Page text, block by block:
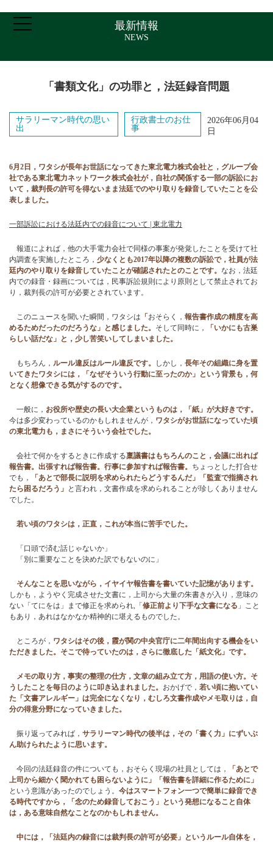
ご挨拶・プロフィール
報酬について
アクセス
お問い合わせ
最新情報
NEWS
「書類文化」の功罪と，法廷録音問題
サラリーマン時代の思い
出
行政書士のお仕
事
2026年06月04
日
6月2日，ワタシが長年お世話になってきた東北電力株式会社と，グループ会
社である東北電力ネットワーク株式会社が，自社の関係する一部の訴訟にお
いて，裁判長の許可を得ないまま法廷でのやり取りを録音していたことを公
表しました。
一部訴訟における法廷内での録音について | 東北電力
報道によれば，他の大手電力会社で同様の事案が発覚したことを受けて社
内調査を実施したところ， 少なくとも2017年以降の複数の訴訟で，社員が法
廷内のやり取りを録音していたことが確認されたとのことです。 なお，法廷
内での録音・録画については，民事訴訟規則により原則として禁止されてお
り，裁判長の許可が必要とされています。
このニュースを聞いた瞬間，ワタシは 「 おそらく， 報告書作成の精度を高
めるためだったのだろうな」と感じました。 そして同時に，
「いかにも古巣
らしい話だな」と，少し苦笑いしてしまいました。
もちろん， ルール違反はルール違反です。 しかし， 長年その組織に身を置
いてきたワタシには，「なぜそういう行動に至ったのか」という背景も，何
となく想像できる気がするのです。
一般に， お役所や歴史の長い大企業というものは，「紙」が大好きです。
今は多少変わっているのかもしれませんが， ワタシがお世話になっていた頃
の東北電力も，まさにそういう会社でした。
会社で何かをするときに作成する稟議書はもちろんのこと，会議に出れば
報告書。出張すれば報告書。行事に参加すれば報告書。 ちょっとした打合せ
でも，
「あとで部長に説明を求められたらどうするんだ」「監査で指摘され
たら困るだろう」 と言われ，文書作成を求められることが珍しくありません
でした。
若い頃のワタシは，正直，これが本当に苦手でした。
「口頭で済む話じゃないか」
「別に重要なことを決めた訳でもないのに」
そんなことを思いながら，イヤイヤ報告書を書いていた記憶があります。
しかも，ようやく完成させた文書に，上司から大量の朱書きが入り，意味の
ない「てにをは」まで修正を求められ,「 修正前より下手な文書になる 」こと
もあり，あれはなかなか精神的に堪えるものでした。
ところが， ワタシはその後，霞が関の中央官庁に二年間出向する機会をい
ただきました。そこで待っていたのは，さらに徹底した「紙文化」です。
メモの取り方，事実の整理の仕方，文章の組み立て方，用語の使い方。そ
うしたことを毎日のように叩き込まれました。 おかげで， 若い頃に抱いてい
た「文書アレルギー」は完全になくなり，むしろ文書作成やメモ取りは，自
分の得意分野になっていきました。
振り返ってみれば， サラリーマン時代の後半は，その「書く力」にずいぶ
ん助けられたように思います。
今回の法廷録音の件についても，おそらく現場の社員としては，
「あとで
上司から細かく聞かれても困らないように」「報告書を詳細に作るために」
という意識があったのでしょう。 今はスマートフォン一つで簡単に録音でき
る時代ですから，「念のため録音しておこう」という発想になること自体
は，ある意味自然なことなのかもしれません。
中には，「法廷内の録音には裁判長の許可が必要」というルール自体を，